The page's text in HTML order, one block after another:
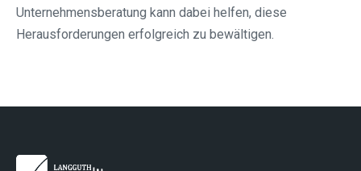
Unternehmensberatung kann dabei helfen, diese
Herausforderungen erfolgreich zu bewältigen.